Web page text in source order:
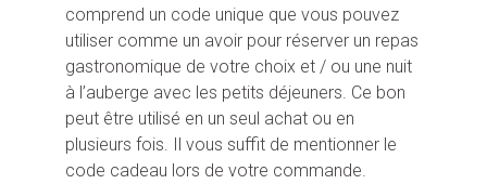
comprend un code unique que vous pouvez
utiliser comme un avoir pour réserver un repas
gastronomique de votre choix et / ou une nuit
à l’auberge avec les petits déjeuners. Ce bon
peut être utilisé en un seul achat ou en
plusieurs fois. Il vous suffit de mentionner le
code cadeau lors de votre commande.